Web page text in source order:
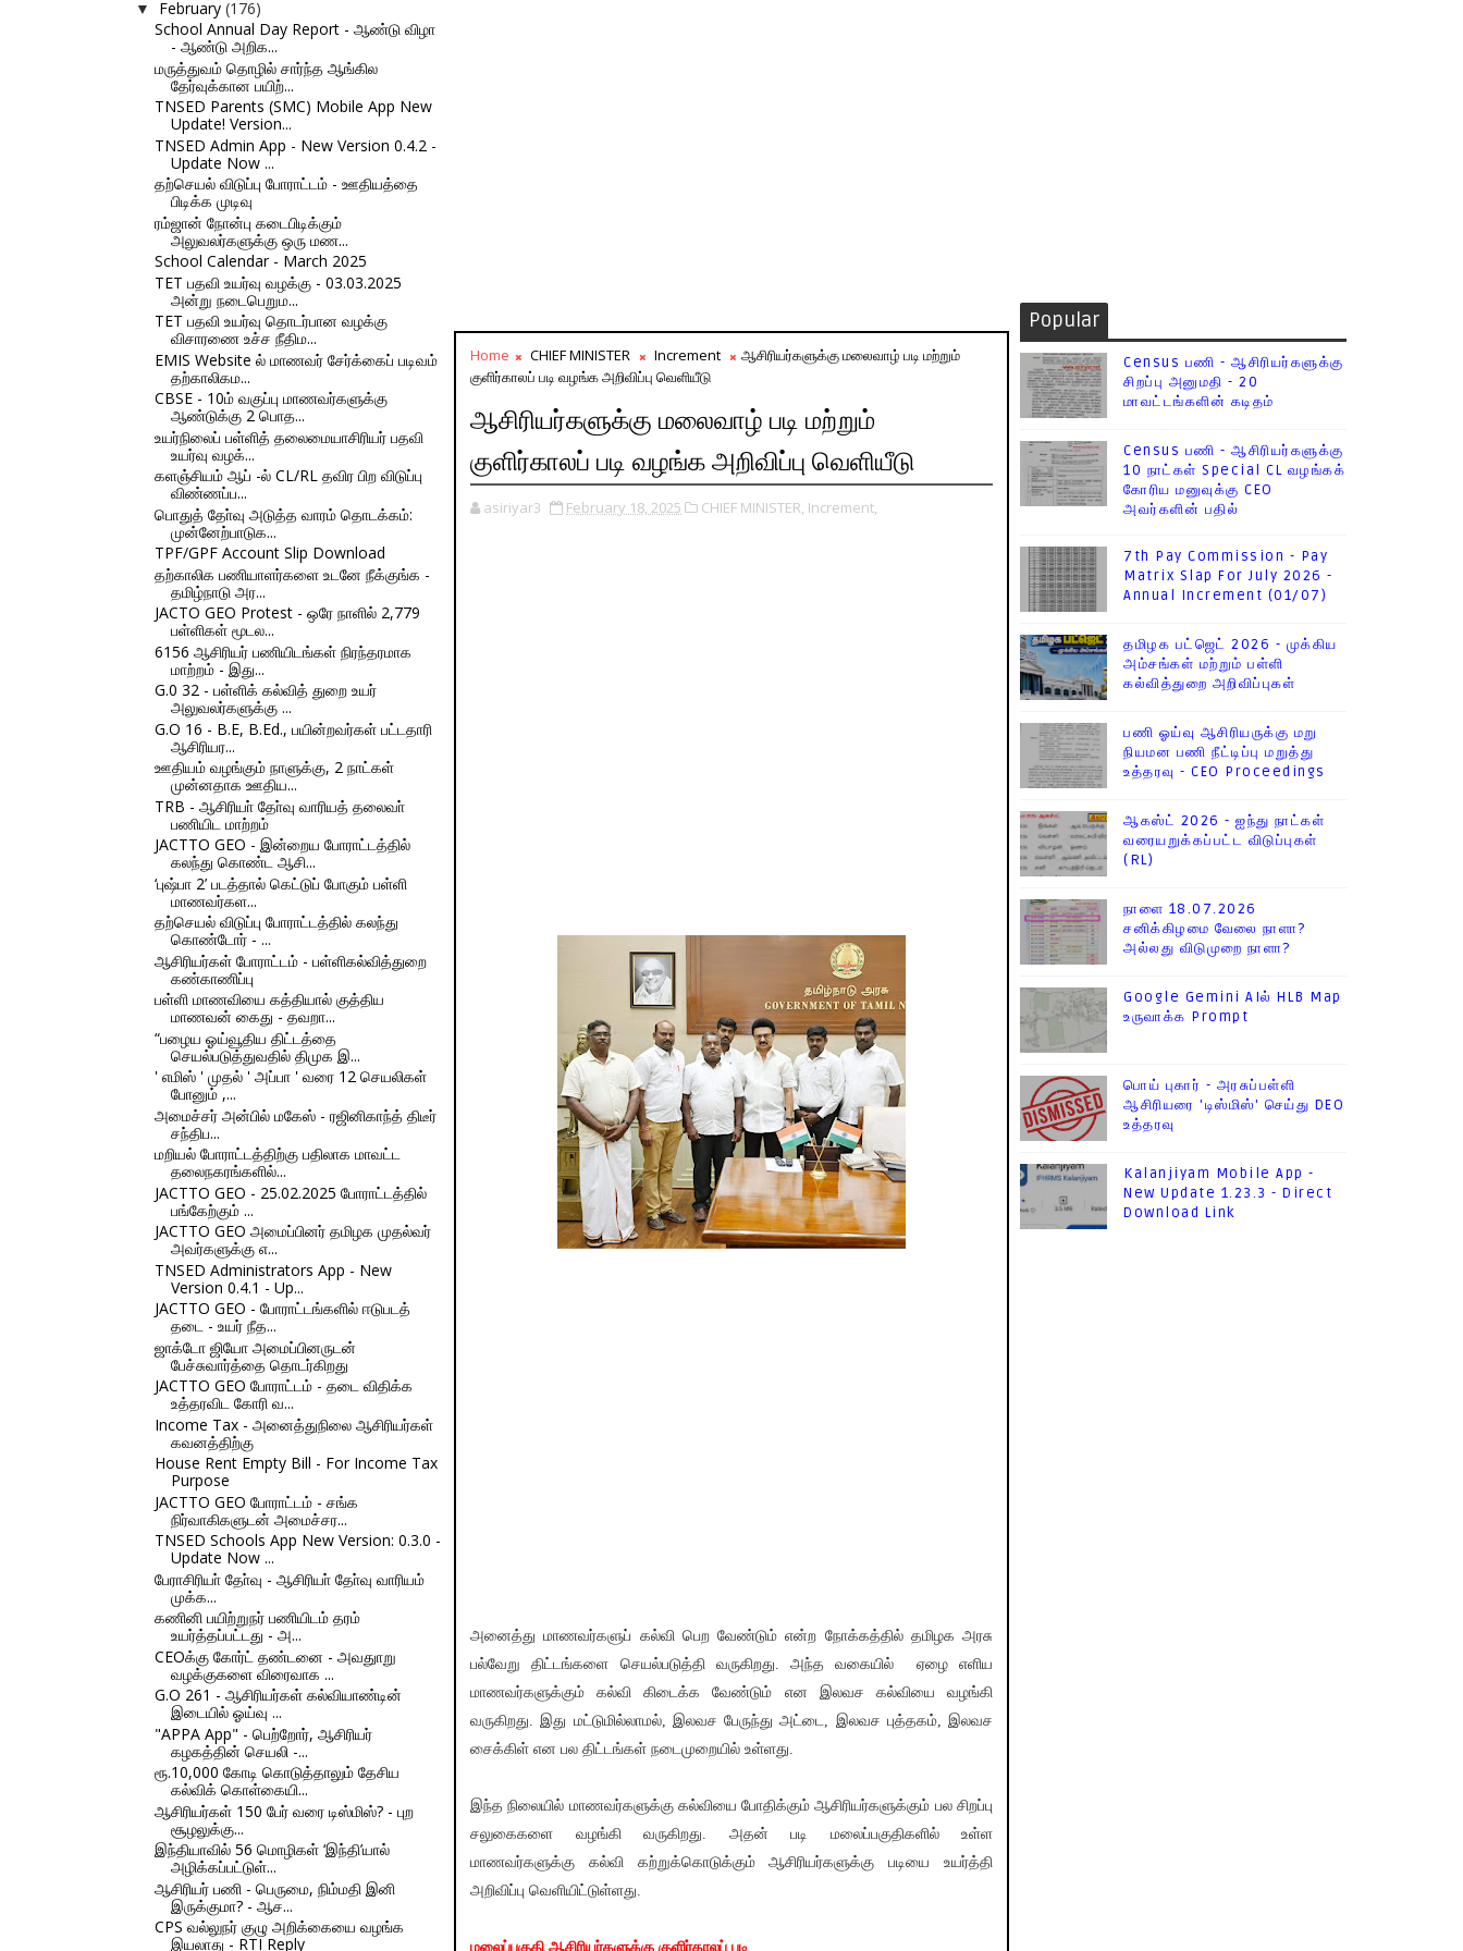
▼ February (176)
School Annual Day Report - ஆண்டு விழா
- ஆண்டு அறிக...
மருத்துவம் தொழில் சார்ந்த ஆங்கில
தேர்வுக்கான பயிற்...
TNSED Parents (SMC) Mobile App New
Update! Version...
TNSED Admin App - New Version 0.4.2 -
Update Now ...
தற்செயல் விடுப்பு போராட்டம் - ஊதியத்தை
பிடிக்க முடிவு
ரம்ஜான் நோன்பு கடைபிடிக்கும்
அலுவலர்களுக்கு ஒரு மண...
School Calendar - March 2025
TET பதவி உயர்வு வழக்கு - 03.03.2025
அன்று நடைபெறும...
TET பதவி உயர்வு தொடர்பான வழக்கு
விசாரணை உச்ச நீதிம...
EMIS Website ல் மாணவர் சேர்க்கைப் படிவம்
தற்காலிகம...
CBSE - 10ம் வகுப்பு மாணவர்களுக்கு
ஆண்டுக்கு 2 பொத...
உயர்நிலைப் பள்ளித் தலைமையாசிரியர் பதவி
உயர்வு வழக்...
களஞ்சியம் ஆப் -ல் CL/RL தவிர பிற விடுப்பு
விண்ணப்ப...
பொதுத் தோ்வு அடுத்த வாரம் தொடக்கம்:
முன்னேற்பாடுக...
TPF/GPF Account Slip Download
தற்காலிக பணியாளர்களை உடனே நீக்குங்க -
தமிழ்நாடு அர...
JACTO GEO Protest - ஒரே நாளில் 2,779
பள்ளிகள் மூடல...
6156 ஆசிரியர் பணியிடங்கள் நிரந்தரமாக
மாற்றம் - இது...
G.0 32 - பள்ளிக் கல்வித் துறை உயர்
அலுவலர்களுக்கு ...
G.O 16 - B.E, B.Ed., பயின்றவர்கள் பட்டதாரி
ஆசிரியர...
ஊதியம் வழங்கும் நாளுக்கு, 2 நாட்கள்
முன்னதாக ஊதிய...
TRB - ஆசிரியா் தோ்வு வாரியத் தலைவா்
பணியிட மாற்றம்
JACTTO GEO - இன்றைய போராட்டத்தில்
கலந்து கொண்ட ஆசி...
‘புஷ்பா 2’ படத்தால் கெட்டுப் போகும் பள்ளி
மாணவர்கள...
தற்செயல் விடுப்பு போராட்டத்தில் கலந்து
கொண்டோர் - ...
ஆசிரியர்கள் போராட்டம் - பள்ளிகல்வித்துறை
கண்காணிப்பு
பள்ளி மாணவியை கத்தியால் குத்திய
மாணவன் கைது - தவறா...
“பழைய ஓய்வூதிய திட்டத்தை
செயல்படுத்துவதில் திமுக இ...
' எமிஸ் ' முதல் ' அப்பா ' வரை 12 செயலிகள்
போனும் ,...
அமைச்சர் அன்பில் மகேஸ் - ரஜினிகாந்த் திடீர்
சந்திப...
மறியல் போராட்டத்திற்கு பதிலாக மாவட்ட
தலைநகரங்களில்...
JACTTO GEO - 25.02.2025 போராட்டத்தில்
பங்கேற்கும் ...
JACTTO GEO அமைப்பினர் தமிழக முதல்வர்
அவர்களுக்கு எ...
TNSED Administrators App - New
Version 0.4.1 - Up...
JACTTO GEO - போராட்டங்களில் ஈடுபடத்
தடை - உயர் நீத...
ஜாக்டோ ஜியோ அமைப்பினருடன்
பேச்சுவார்த்தை தொடர்கிறது
JACTTO GEO போராட்டம் - தடை விதிக்க
உத்தரவிட கோரி வ...
Income Tax - அனைத்துநிலை ஆசிரியர்கள்
கவனத்திற்கு
House Rent Empty Bill - For Income Tax
Purpose
JACTTO GEO போராட்டம் - சங்க
நிர்வாகிகளுடன் அமைச்சர...
TNSED Schools App New Version: 0.3.0 -
Update Now ...
பேராசிரியா் தோ்வு - ஆசிரியா் தோ்வு வாரியம்
முக்க...
கணினி பயிற்றுநர் பணியிடம் தரம்
உயர்த்தப்பட்டது - அ...
CEOக்கு கோர்ட் தண்டனை - அவதுாறு
வழக்குகளை விரைவாக ...
G.O 261 - ஆசிரியர்கள் கல்வியாண்டின்
இடையில் ஓய்வு ...
"APPA App" - பெற்றோர், ஆசிரியர்
கழகத்தின் செயலி -...
ரூ.10,000 கோடி கொடுத்தாலும் தேசிய
கல்விக் கொள்கையி...
ஆசிரியர்கள் 150 பேர் வரை டிஸ்மிஸ்? - புற
சூழலுக்கு...
இந்தியாவில் 56 மொழிகள் ‘இந்தி’யால்
அழிக்கப்பட்டுள்...
ஆசிரியர் பணி - பெருமை, நிம்மதி இனி
இருக்குமா? - ஆச...
CPS வல்லுநர் குழு அறிக்கையை வழங்க
இயலாது - RTI Reply
Home CHIEF MINISTER Increment
ஆசிரியர்களுக்கு மலைவாழ் படி மற்றும்
குளிர்காலப் படி வழங்க அறிவிப்பு வெளியீடு
ஆசிரியர்களுக்கு மலைவாழ் படி மற்றும்
குளிர்காலப் படி வழங்க அறிவிப்பு வெளியீடு
asiriyar3 February 18, 2025 CHIEF MINISTER, Increment,
அனைத்து மாணவர்களுப் கல்வி பெற வேண்டும் என்ற நோக்கத்தில் தமிழக அரசு
பல்வேறு திட்டங்களை செயல்படுத்தி வருகிறது. அந்த வகையில் ஏழை எளிய
மாணவர்களுக்கும் கல்வி கிடைக்க வேண்டும் என இலவச கல்வியை வழங்கி
வருகிறது. இது மட்டுமில்லாமல், இலவச பேருந்து அட்டை, இலவச புத்தகம், இலவச
சைக்கிள் என பல திட்டங்கள் நடைமுறையில் உள்ளது.
இந்த நிலையில் மாணவர்களுக்கு கல்வியை போதிக்கும் ஆசிரியர்களுக்கும் பல சிறப்பு
சலுகைகளை வழங்கி வருகிறது. அதன் படி மலைப்பகுதிகளில் உள்ள
மாணவர்களுக்கு கல்வி கற்றுக்கொடுக்கும் ஆசிரியர்களுக்கு படியை உயர்த்தி
அறிவிப்பு வெளியிட்டுள்ளது.
மலைப்பகுதி ஆசிரியர்களுக்கு குளிர்காலப் படி
Popular
Census பணி - ஆசிரியர்களுக்கு
சிறப்பு அனுமதி - 20
மாவட்டங்களின் கடிதம்
Census பணி - ஆசிரியர்களுக்கு
10 நாட்கள் Special CL வழங்கக்
கோரிய மனுவுக்கு CEO
அவர்களின் பதில்
7th Pay Commission - Pay
Matrix Slap For July 2026 -
Annual Increment (01/07)
தமிழக பட்ஜெட் 2026 - முக்கிய
அம்சங்கள் மற்றும் பள்ளி
கல்வித்துறை அறிவிப்புகள்
பணி ஓய்வு ஆசிரியருக்கு மறு
நியமன பணி நீட்டிப்பு மறுத்து
உத்தரவு - CEO Proceedings
ஆகஸ்ட் 2026 - ஐந்து நாட்கள்
வரையறுக்கப்பட்ட விடுப்புகள்
(RL)
நாளை 18.07.2026
சனிக்கிழமை வேலை நாளா?
அல்லது விடுமுறை நாளா?
Google Gemini AIல் HLB Map
உருவாக்க Prompt
பொய் புகார் - அரசுப்பள்ளி
ஆசிரியரை 'டிஸ்மிஸ்' செய்து DEO
உத்தரவு
Kalanjiyam Mobile App -
New Update 1.23.3 - Direct
Download Link